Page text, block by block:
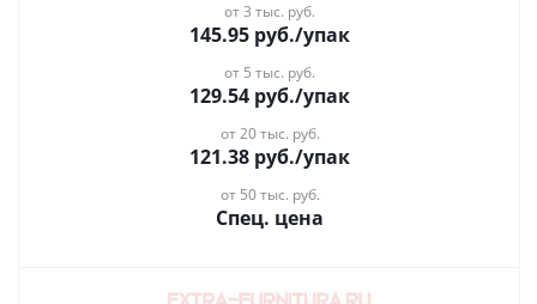
от 3 тыс. руб.
145.95 руб./упак
от 5 тыс. руб.
129.54 руб./упак
от 20 тыс. руб.
121.38 руб./упак
от 50 тыс. руб.
Спец. цена